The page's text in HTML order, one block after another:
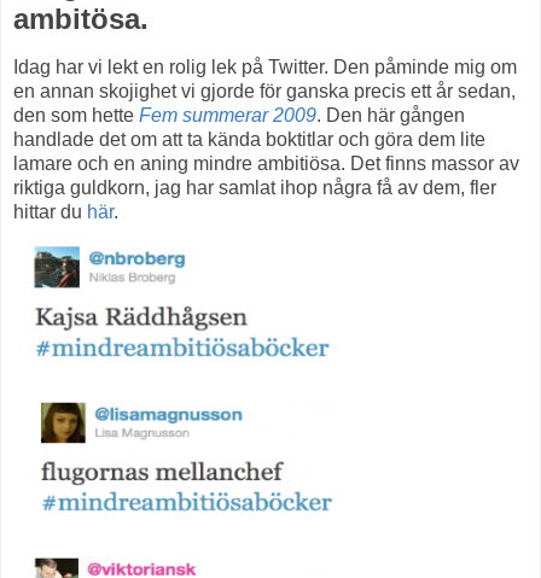
ambitösa.
Idag har vi lekt en rolig lek på Twitter. Den påminde mig om
en annan skojighet vi gjorde för ganska precis ett år sedan,
den som hette Fem summerar 2009. Den här gången
handlade det om att ta kända boktitlar och göra dem lite
lamare och en aning mindre ambitiösa. Det finns massor av
riktiga guldkorn, jag har samlat ihop några få av dem, fler
hittar du här.